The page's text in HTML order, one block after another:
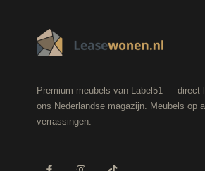
Premium meubels van Label51 — direct
ons Nederlandse magazijn. Meubels op
verrassingen.